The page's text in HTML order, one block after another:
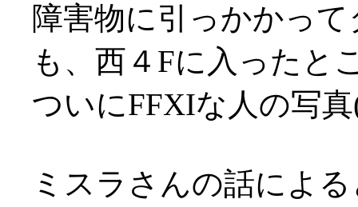
障害物に引っかかっ
も、西４Fに入ったと
ついにFFXIな人の写
ミスラさんの話によ